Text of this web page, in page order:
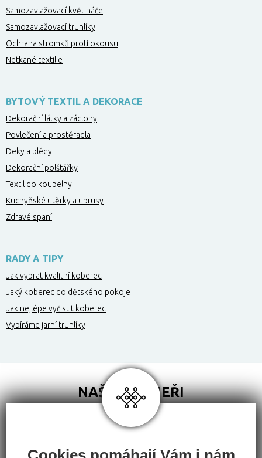
Samozavlažovací květináče
Samozavlažovací truhlíky
Ochrana stromků proti okousu
Netkané textilie
BYTOVÝ TEXTIL A DEKORACE
Dekorační látky a záclony
Povlečení a prostěradla
Deky a plédy
Dekorační polštářky
Textil do koupelny
Kuchyňské utěrky a ubrusy
Zdravé spaní
RADY A TIPY
Jak vybrat kvalitní koberec
Jaký koberec do dětského pokoje
Jak nejlépe vyčistit koberec
Vybíráme jarní truhlíky
NAŠI PARTNEŘI